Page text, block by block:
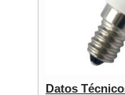
Datos